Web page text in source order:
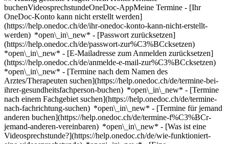
buchenVideosprechstundeOneDoc-AppMeine Termine - [Ihr
OneDoc-Konto kann nicht erstellt werden]
(https://help.onedoc.ch/de/ihr-onedoc-konto-kann-nicht-erstellt-
werden) *open\_in\_new* - [Passwort zurücksetzen]
(https://help.onedoc.ch/de/passwort-zur%C3%BCcksetzen)
*open\_in\_new* - [E-Mailadresse zum Anmelden zurücksetzen]
(https://help.onedoc.ch/de/anmelde-e-mail-zur%C3%BCcksetzen)
*open\_in\_new* - [Termine nach dem Namen des
Arztes/Therapeuten suchen](https://help.onedoc.ch/de/termine-bei-
ihrer-gesundheitsfachperson-buchen) *open\_in\_new* - [Termine
nach einem Fachgebiet suchen](https://help.onedoc.ch/de/termine-
nach-fachrichtung-suchen) *open\_in\_new* - [Termine für jemand
anderen buchen](https://help.onedoc.ch/de/termine-f%C3%BCr-
jemand-anderen-vereinbaren) *open\_in\_new* - [Was ist eine
Videosprechstunde?](https://help.onedoc.ch/de/wie-funktioniert-